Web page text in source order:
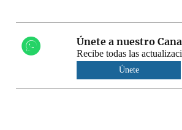
Únete a nuestro
Recibe todas las
Únete